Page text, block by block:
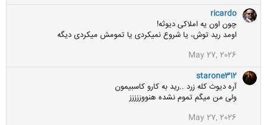
ricardo
چون اون یه املاکی دیوثه!
اومد رید توش، یا شروع نمیکردی یا تمومش میکردی دیگه
May 27, 2026
starone312
آره دیوث کله زرد ..رید به کارو کاسبیمون
ولی من میگم تموم نشده هنووززززز
May 27, 2026